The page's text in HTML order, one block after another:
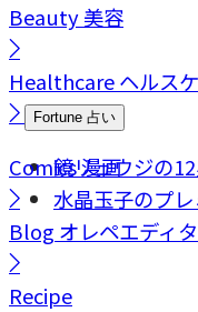
Beauty美容
Healthcareヘルス
Fortune 占い
鏡リュウジの
水晶玉子のプ
Comics漫画
Blog オレペエディ
Recipe